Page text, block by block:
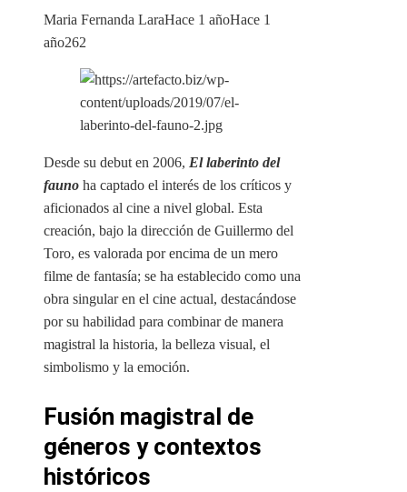
Maria Fernanda LaraHace 1 añoHace 1
año262
Desde su debut en 2006, El laberinto del
fauno ha captado el interés de los críticos y
aficionados al cine a nivel global. Esta
creación, bajo la dirección de Guillermo del
Toro, es valorada por encima de un mero
filme de fantasía; se ha establecido como una
obra singular en el cine actual, destacándose
por su habilidad para combinar de manera
magistral la historia, la belleza visual, el
simbolismo y la emoción.
Fusión magistral de
géneros y contextos
históricos